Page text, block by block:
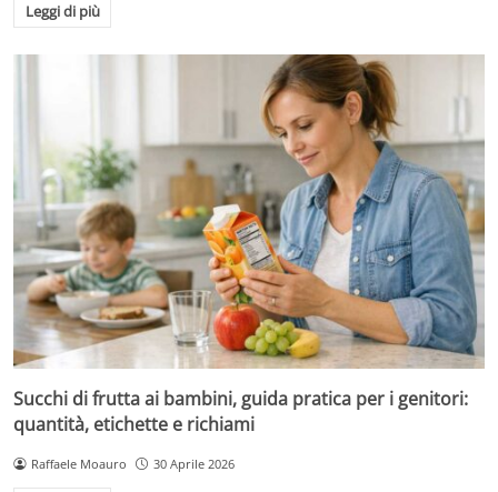
Leggi di più
Succhi di frutta ai bambini, guida pratica per i genitori:
quantità, etichette e richiami
Raffaele Moauro 30 Aprile 2026